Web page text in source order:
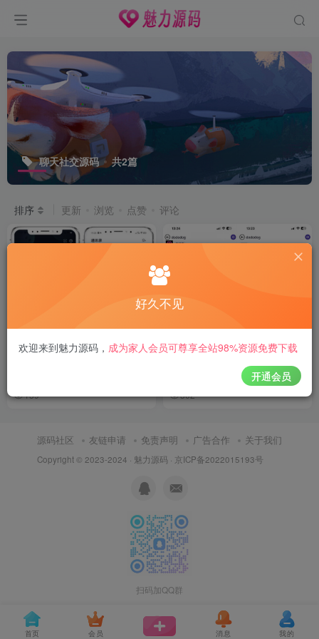
聊天社交源码 共2篇
排序 更新 浏览 点赞 评论
仿默往IM即时通讯系统源码即
时通讯im源码聊天社交源码原
159
稳定版IM即时通讯群聊全开源
代码支持H5聊天APP即时通讯
im源码聊天社交源码社交软
件/IM系统/即时通信H5源码 源码
302
源码社区 友链申请 免责声明 广告合作 关于我们
Copyright © 2023-2024 · 魅力源码 · 京ICP备2022015193号
扫码加QQ群
首页 会员 消息 我的
好久不见
欢迎来到魅力源码 ， 成为家人会员可尊享全站98%资源免费下载
开通会员